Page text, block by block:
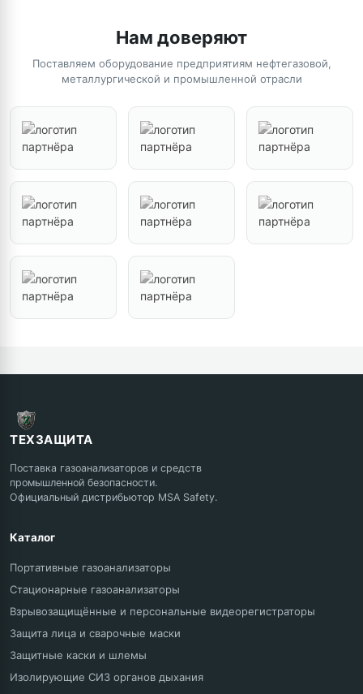
Нам доверяют
Поставляем оборудование предприятиям нефтегазовой,
металлургической и промышленной отрасли
ТЕХЗАЩИТА
Поставка газоанализаторов и средств
промышленной безопасности.
Официальный дистрибьютор MSA Safety.
Каталог
Портативные газоанализаторы
Стационарные газоанализаторы
Взрывозащищённые и персональные видеорегистраторы
Защита лица и сварочные маски
Защитные каски и шлемы
Изолирующие СИЗ органов дыхания